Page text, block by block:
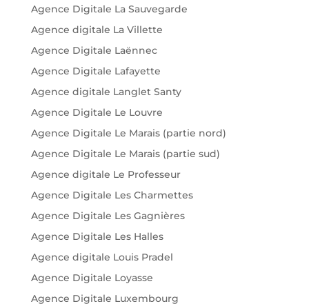
Agence Digitale La Sauvegarde
Agence digitale La Villette
Agence Digitale Laënnec
Agence Digitale Lafayette
Agence digitale Langlet Santy
Agence Digitale Le Louvre
Agence Digitale Le Marais (partie nord)
Agence Digitale Le Marais (partie sud)
Agence digitale Le Professeur
Agence Digitale Les Charmettes
Agence Digitale Les Gagnières
Agence Digitale Les Halles
Agence digitale Louis Pradel
Agence Digitale Loyasse
Agence Digitale Luxembourg